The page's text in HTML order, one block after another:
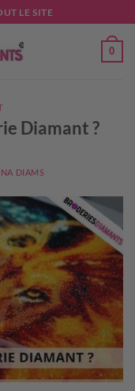
LE SITE
0
Diamant ?
DIAMS